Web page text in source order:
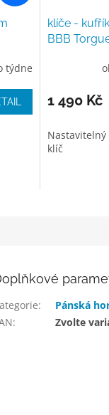
týdne
klíče -
BBB
1 490 Kč
klíč
:
Pánská
: Zvolte